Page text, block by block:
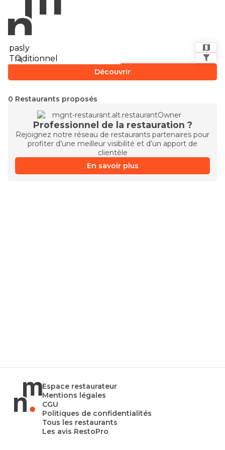
Découvrir
0 Restaurants proposés
Professionnel de la restauration ?
Rejoignez notre réseau de restaurants partenaires pour
profiter d’une meilleur visibilité et d’un apport de
clientèle
En savoir plus
Espace restaurateur
Mentions légales
CGU
Politiques de confidentialités
Tous les restaurants
Les avis RestoPro